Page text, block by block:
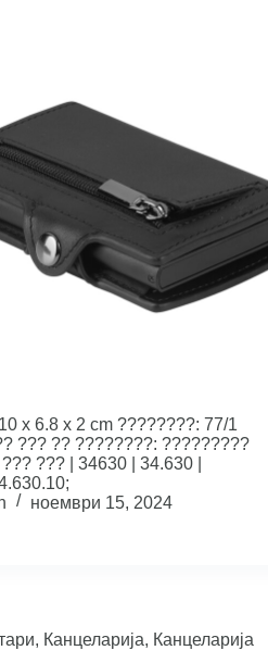
x 6.8 x 2 cm ????????: 77/1
??? ?? ????????: ?????????
??? | 34630 | 34.630 |
ноември 15, 2024
, Канцеларија, Канцеларија